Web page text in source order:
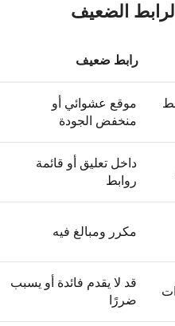
الضعيف
رابط ضعيف
موقع عشوائي أو
منخفض الجودة
داخل تعليق أو قائمة
روابط
مكرر ومبالغ فيه
قد لا يقدم فائدة أو يسبب
ضررًا